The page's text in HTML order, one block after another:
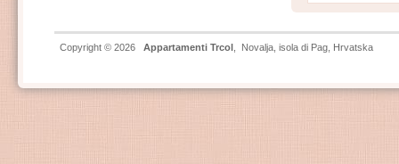
Copyright © 2026 Appartamenti Trcol Novalja isola di Pag , Hrvatska